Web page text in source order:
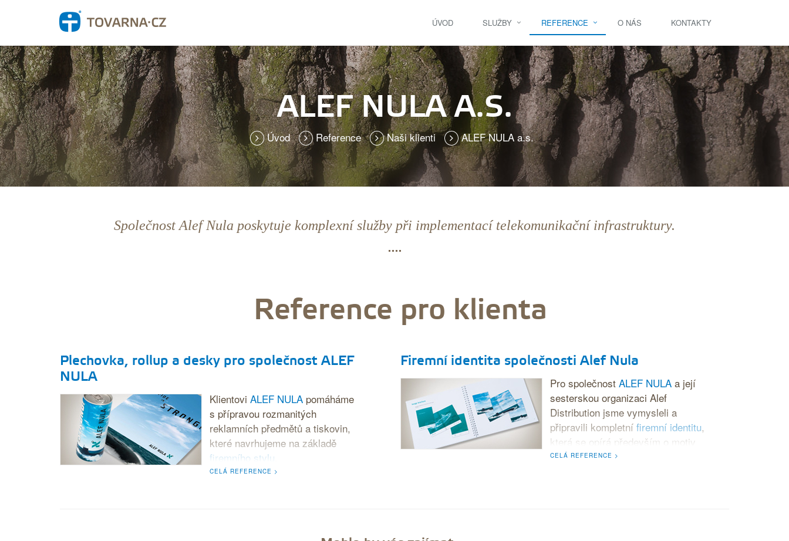
ÚVOD SLUŽBY REFERENCE O NÁS KONTAKTY
ALEF NULA A.S.
Úvod Reference Naši klienti ALEF NULA a.s.
Společnost Alef Nula poskytuje komplexní služby při implementací telekomunikační infrastruktury.
Reference pro klienta
Plechovka, rollup a desky pro společnost ALEF
NULA
Klientovi ALEF NULA pomáháme
s přípravou rozmanitých
reklamních předmětů a tiskovin,
které navrhujeme na základě
firemního stylu
CELÁ REFERENCE >
Firemní identita společnosti Alef Nula
Pro společnost ALEF NULA a její
sesterskou organizaci Alef
Distribution jsme vymysleli a
připravili kompletní firemní identitu,
která se opírá především o motiv
ponorky a výraznou tyrkysovou
CELÁ REFERENCE >